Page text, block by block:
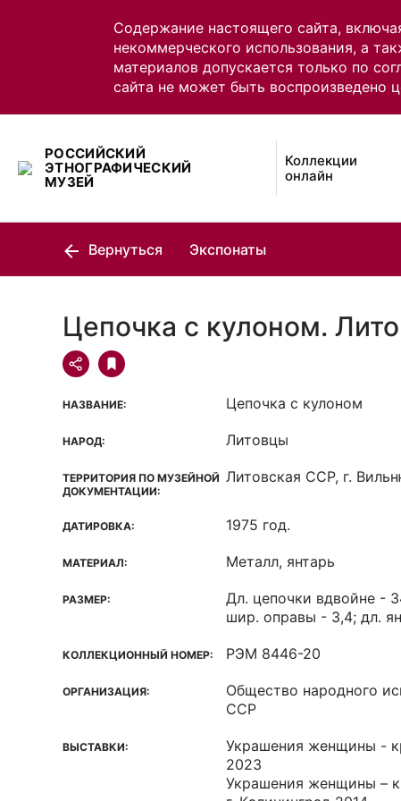
Содержание настоящего сайта,
некоммерческого использования, а
материалов допускается только по
сайта не может быть воспроизведено
РОССИЙСКИЙ
ЭТНОГРАФИЧЕСКИЙ
МУЗЕЙ
Коллекции
онлайн
Вернуться Экспонаты
Цепочка с кулоном.
НАЗВАНИЕ: Цепочка с кулоном
НАРОД: Литовцы
ТЕРРИТОРИЯ ПО МУЗЕЙНОЙ
ДОКУМЕНТАЦИИ:
Литовская ССР, г.
ДАТИРОВКА: 1975 год.
МАТЕРИАЛ: Металл, янтарь
РАЗМЕР:
Дл. цепочки вдвойне -
шир. оправы - 3,4; дл.
КОЛЛЕКЦИОННЫЙ НОМЕР: РЭМ 8446-20
ОРГАНИЗАЦИЯ:
Общество народного
ССР
ВЫСТАВКИ:
Украшения женщины -
2023
Украшения женщины –